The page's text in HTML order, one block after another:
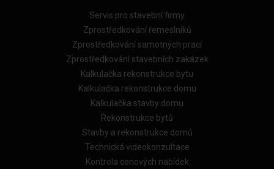
Servis pro stavební firmy
Zprostředkování řemeslníků
Zprostředkování samotných prací
Zprostředkování stavebních zakázek
Kalkulačka rekonstrukce bytu
Kalkulačka rekonstrukce domu
Kalkulačka stavby domu
Rekonstrukce bytů
Stavby a rekonstrukce domů
Technická videokonzultace
Kontrola cenových nabídek